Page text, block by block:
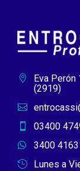

Eva Perón
(2919)

 03400
 3400
 Lunes a